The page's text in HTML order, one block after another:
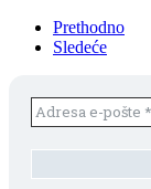
Prethodno
Sledeće